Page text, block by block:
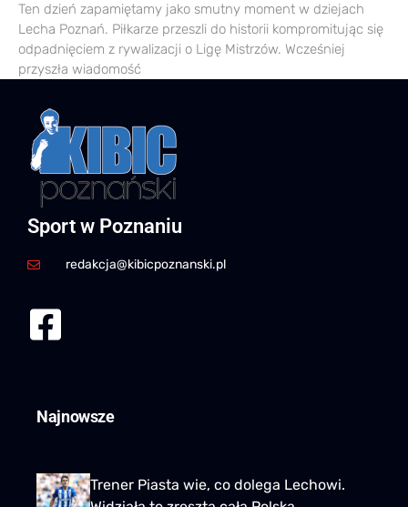
Ten dzień zapamiętamy jako smutny moment w dziejach
Lecha Poznań. Piłkarze przeszli do historii kompromitując się
odpadnięciem z rywalizacji o Ligę Mistrzów. Wcześniej
przyszła wiadomość
Sport w Poznaniu
redakcja@kibicpoznanski.pl
Najnowsze
Trener Piasta wie, co dolega Lechowi.